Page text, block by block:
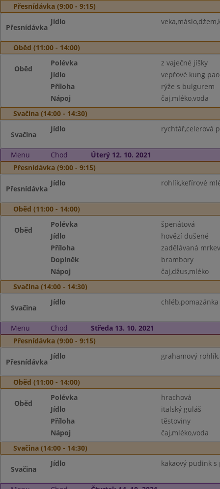
Přesnídávka (9:00 - 9:15)
Přesnídávka
Jídlo
Oběd (11:00 - 14:00)
Oběd
Polévka
z vaječné jíšky
Jídlo
vepřové kung pao
Příloha
rýže s bulgurem
Nápoj
čaj,mléko,voda
Svačina (14:00 - 14:30)
Svačina
Jídlo rychtář,celerová
Menu Chod
Úterý 12. 10. 2021
Přesnídávka (9:00 - 9:15)
Přesnídávka
Jídlo rohlík,kefírové
Oběd (11:00 - 14:00)
Oběd
Polévka
špenátová
Jídlo
hovězí dušené
Příloha
zadělávaná
Doplněk
brambory
Nápoj
čaj,džus,mléko
Svačina (14:00 - 14:30)
Svačina
Jídlo
Menu Chod
Středa 13. 10. 2021
Přesnídávka (9:00 - 9:15)
Přesnídávka
Jídlo grahamový
Oběd (11:00 - 14:00)
Oběd
Polévka
hrachová
Jídlo
italský guláš
Příloha
těstoviny
Nápoj
čaj,mléko,voda
Svačina (14:00 - 14:30)
Svačina
Jídlo kakaový pudink s